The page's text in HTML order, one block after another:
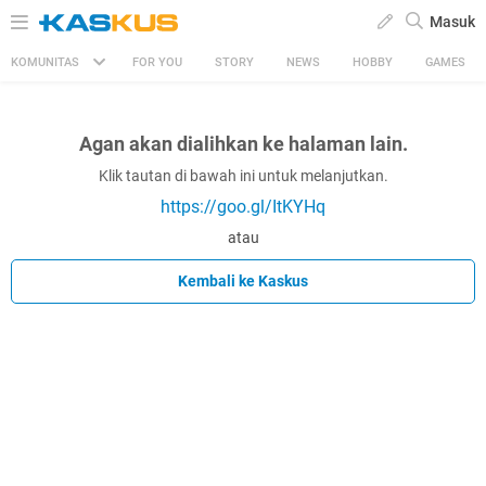
Masuk
KOMUNITAS FOR YOU STORY NEWS HOBBY GAMES
Agan akan dialihkan ke halaman lain.
Klik tautan di bawah ini untuk melanjutkan.
https://goo.gl/ItKYHq
atau
Kembali ke Kaskus